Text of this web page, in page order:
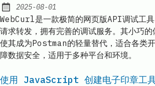
Published:
2025-08-01
WebCurl是一款极简的网页版API调试工具
请求转发，拥有完善的调试服务。其小巧
使其成为Postman的轻量替代，适合各类
障数据安全，适用于多种平台和环境。
使用 JavaScript 创建电子印章工